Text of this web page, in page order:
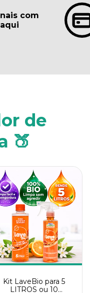
com
de
🍑
Kit LaveBio para 5
LITROS ou 10